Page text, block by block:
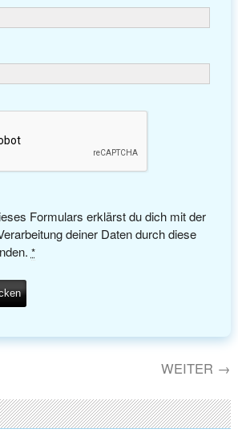
Formulars erklärst du dich mit der
deiner Daten durch diese
*
WEITER →